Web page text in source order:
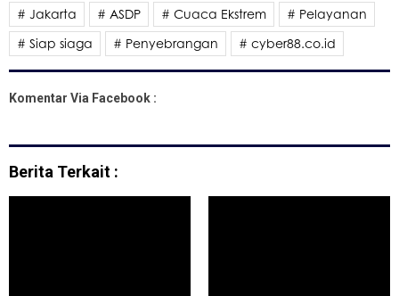
# Jakarta # ASDP # Cuaca Ekstrem
# Pelayanan
# Siap siaga
# Penyebrangan # cyber88.co.id
Komentar Via Facebook :
Berita Terkait :